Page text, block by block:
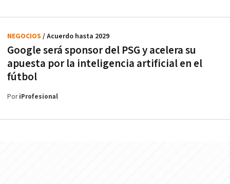
Google será sponsor del PSG y acelera su
apuesta por la inteligencia artificial en el
fútbol
NEGOCIOS / Acuerdo hasta 2029
PoriProfesional